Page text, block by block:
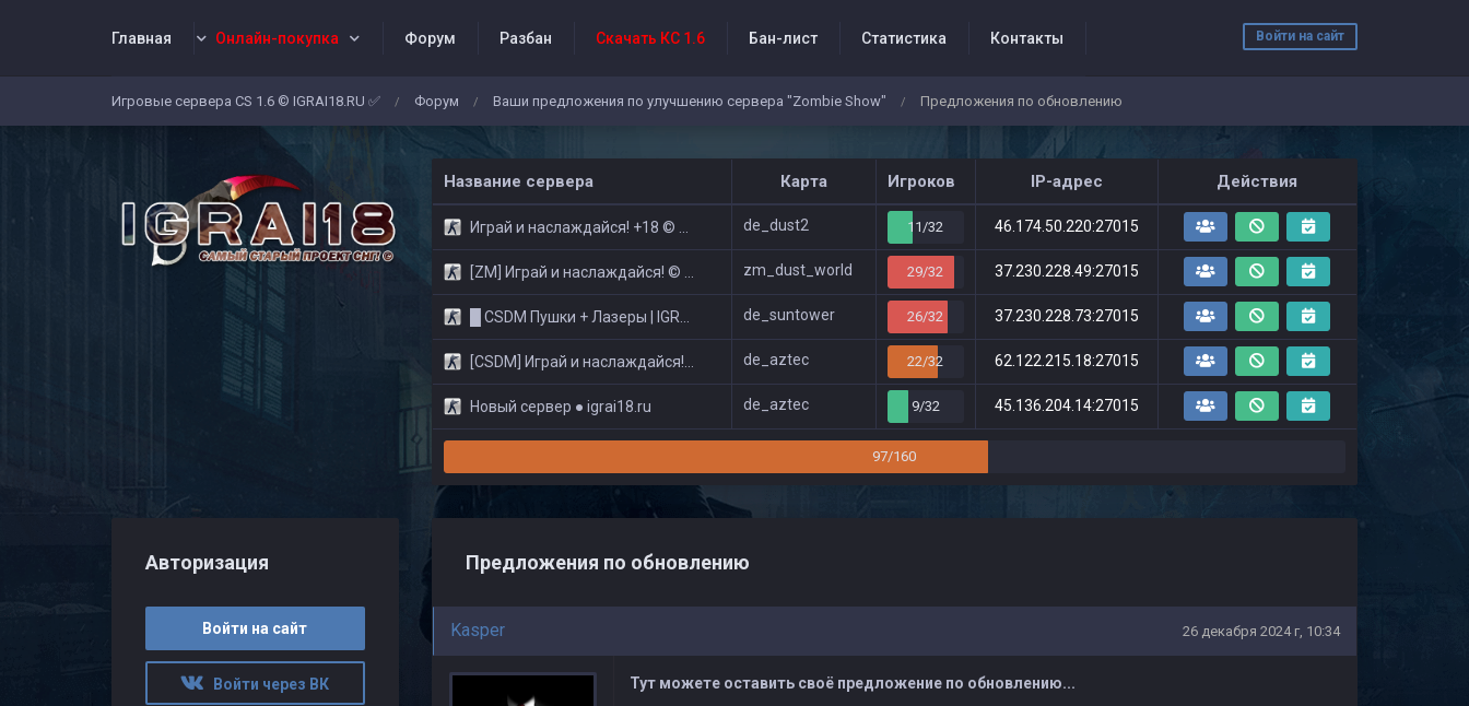
Войти на сайт
Главная Онлайн-покупка Форум Разбан Скачать КС 1.6 Бан-лист Статистика Контакты
События проекта
Игровые сервера CS 1.6 © IGRAI18.RU ✅ / Форум / Ваши предложения по улучшению сервера "Zombie Show" / Предложения по обновлению
Название сервера Карта Игроков IP-адрес Действия
Играй и наслаждайся! +18 © Public de_dust2 11/32 46.174.50.220:27015
[ZM] Играй и наслаждайся! © Zombie Show zm_dust_world 29/32 37.230.228.49:27015
█ CSDM Пушки + Лазеры | IGRAI18.RU ツ █ de_suntower 26/32 37.230.228.73:27015
[CSDM] Играй и наслаждайся! © Classic de_aztec 22/32 62.122.215.18:27015
Новый сервер ● igrai18.ru de_aztec 9/32 45.136.204.14:27015
97/160
Предложения по обновлению
Kasper 26 декабря 2024 г, 10:34
Тут можете оставить своё предложение по обновлению...
Авторизация
Войти на сайт
Войти через ВК